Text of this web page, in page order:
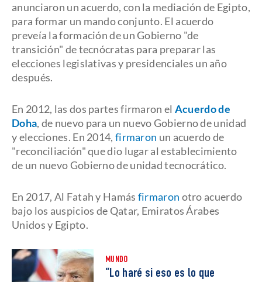
anunciaron un acuerdo, con la mediación de Egipto,
para formar un mando conjunto. El acuerdo
preveía la formación de un Gobierno "de
transición" de tecnócratas para preparar las
elecciones legislativas y presidenciales un año
después.
En 2012, las dos partes firmaron el Acuerdo de
Doha, de nuevo para un nuevo Gobierno de unidad
y elecciones. En 2014, firmaron un acuerdo de
"reconciliación" que dio lugar al establecimiento
de un nuevo Gobierno de unidad tecnocrático.
En 2017, Al Fatah y Hamás firmaron otro acuerdo
bajo los auspicios de Qatar, Emiratos Árabes
Unidos y Egipto.
MUNDO
“Lo haré si eso es lo que